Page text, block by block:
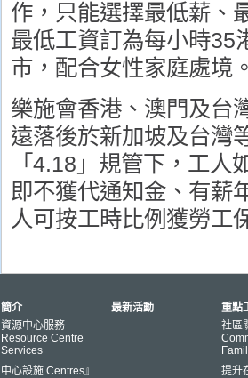
作，只能選擇最低薪、
最低工資訂為每小時35
市，配合女性家庭處境
樂施會香港、澳門及台
遠落後於新加坡及台灣
「4.18」規管下，工
即不獲代通知金、有薪
人可按工時比例獲勞工
簡介
資源中心服務
Resource Centre
Services
中心設施 Centres』
最新活動
重點
社區
提升